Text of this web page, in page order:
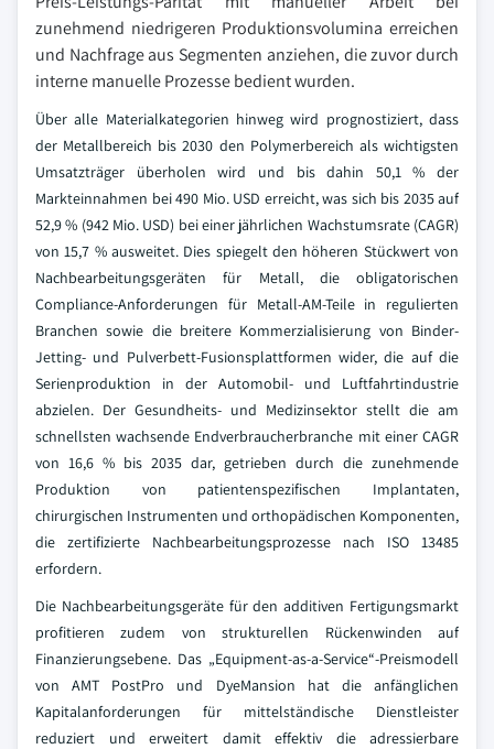
zunehmend niedrigeren Produktionsvolumina erreichen
und Nachfrage aus Segmenten anziehen, die zuvor durch
interne manuelle Prozesse bedient wurden.
Über alle Materialkategorien hinweg wird prognostiziert, dass
der Metallbereich bis 2030 den Polymerbereich als wichtigsten
Umsatzträger überholen wird und bis dahin 50,1 % der
Markteinnahmen bei 490 Mio. USD erreicht, was sich bis 2035 auf
52,9 % (942 Mio. USD) bei einer jährlichen Wachstumsrate (CAGR)
von 15,7 % ausweitet. Dies spiegelt den höheren Stückwert von
Nachbearbeitungsgeräten für Metall, die obligatorischen
Compliance-Anforderungen für Metall-AM-Teile in regulierten
Branchen sowie die breitere Kommerzialisierung von Binder-
Jetting- und Pulverbett-Fusionsplattformen wider, die auf die
Serienproduktion in der Automobil- und Luftfahrtindustrie
abzielen. Der Gesundheits- und Medizinsektor stellt die am
schnellsten wachsende Endverbraucherbranche mit einer CAGR
von 16,6 % bis 2035 dar, getrieben durch die zunehmende
Produktion von patientenspezifischen Implantaten,
chirurgischen Instrumenten und orthopädischen Komponenten,
die zertifizierte Nachbearbeitungsprozesse nach ISO 13485
erfordern.
Die Nachbearbeitungsgeräte für den additiven Fertigungsmarkt
profitieren zudem von strukturellen Rückenwinden auf
Finanzierungsebene. Das „Equipment-as-a-Service“-Preismodell
von AMT PostPro und DyeMansion hat die anfänglichen
Kapitalanforderungen für mittelständische Dienstleister
reduziert und erweitert damit effektiv die adressierbare